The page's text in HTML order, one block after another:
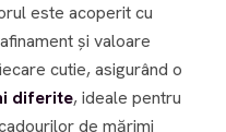
este acoperit cu
și valoare
diferite, ideale pentru
de mărimi